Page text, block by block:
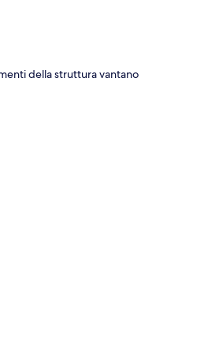
della struttura vantano